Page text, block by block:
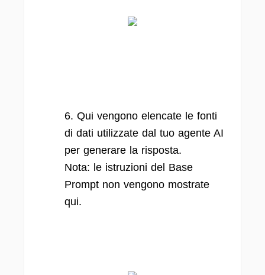
6. Qui vengono elencate le fonti
di dati utilizzate dal tuo agente AI
per generare la risposta.
Nota: le istruzioni del Base
Prompt non vengono mostrate
qui.